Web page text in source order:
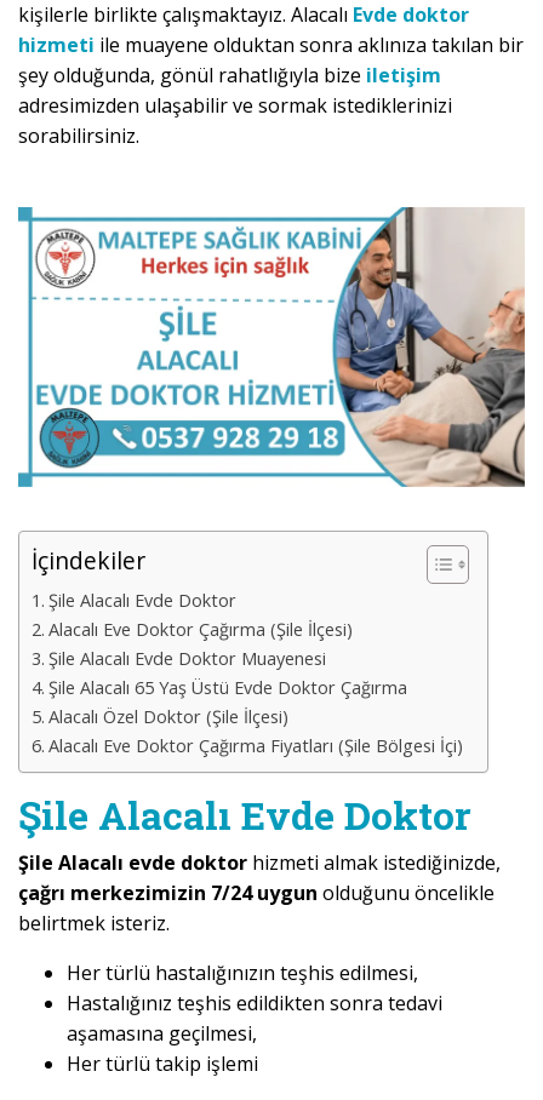
kişilerle birlikte çalışmaktayız. Alacalı Evde doktor
hizmeti ile muayene olduktan sonra aklınıza takılan bir
şey olduğunda, gönül rahatlığıyla bize iletişim
adresimizden ulaşabilir ve sormak istediklerinizi
sorabilirsiniz.
İçindekiler
Şile Alacalı Evde Doktor
Alacalı Eve Doktor Çağırma (Şile İlçesi)
Şile Alacalı Evde Doktor Muayenesi
Şile Alacalı 65 Yaş Üstü Evde Doktor Çağırma
Alacalı Özel Doktor (Şile İlçesi)
Alacalı Eve Doktor Çağırma Fiyatları (Şile Bölgesi İçi)
Şile Alacalı Evde Doktor
Şile Alacalı evde doktor hizmeti almak istediğinizde,
çağrı merkezimizin 7/24 uygun olduğunu öncelikle
belirtmek isteriz.
Her türlü hastalığınızın teşhis edilmesi,
Hastalığınız teşhis edildikten sonra tedavi
aşamasına geçilmesi,
Her türlü takip işlemi